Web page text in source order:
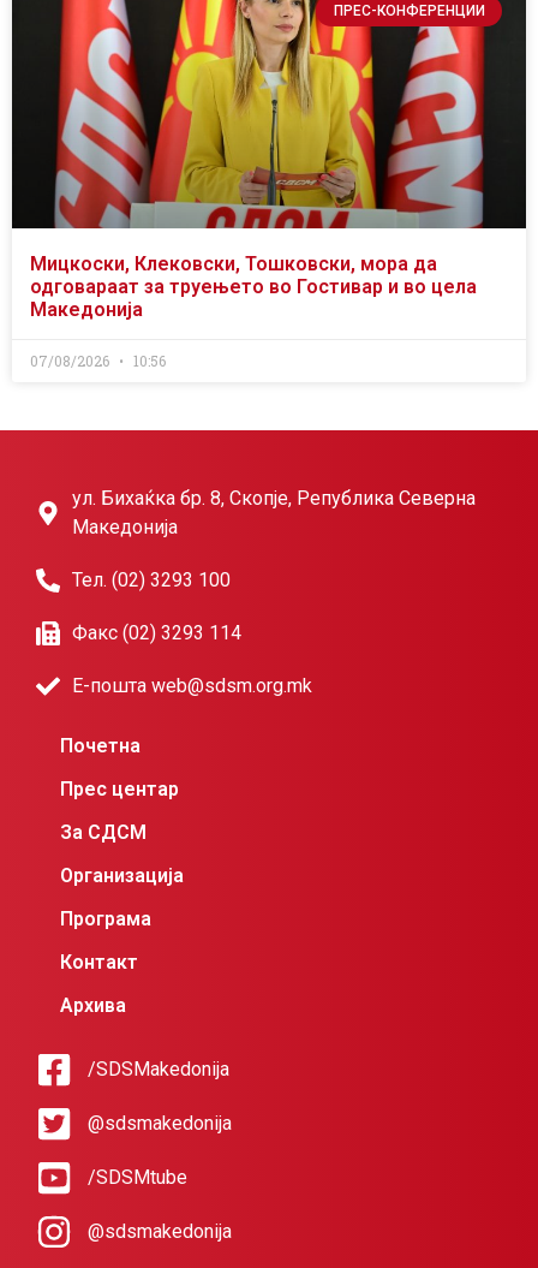
ПРЕС-КОНФЕРЕНЦИИ
Мицкоски, Клековски, Тошковски, мора да
одговараат за труењето во Гостивар и во цела
Македонија
07/08/2026 10:56
ул. Бихаќка бр. 8, Скопје, Република Северна
Македонија
Тел. (02) 3293 100
Факс (02) 3293 114
Е-пошта web@sdsm.org.mk
Почетна
Прес центар
За СДСМ
Организација
Програма
Контакт
Архива
/SDSMakedonija
@sdsmakedonija
/SDSMtube
@sdsmakedonija